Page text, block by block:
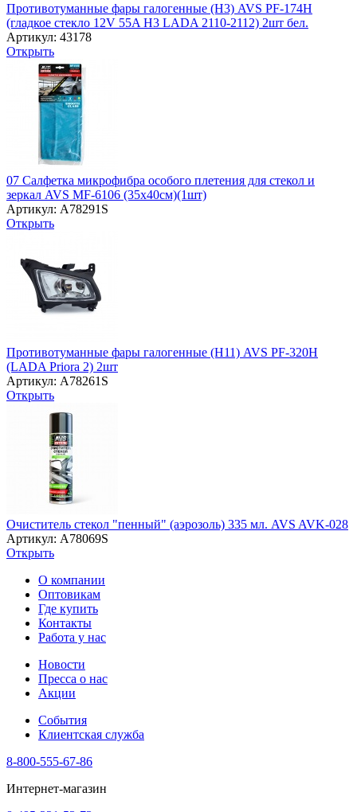
Противотуманные фары галогенные (H3) AVS PF-174H
(гладкое стекло 12V 55A H3 LADA 2110-2112) 2шт бел.
Артикул: 43178
Открыть
07 Салфетка микрофибра особого плетения для стекол и
зеркал AVS MF-6106 (35х40см)(1шт)
Артикул: A78291S
Открыть
Противотуманные фары галогенные (H11) AVS PF-320H
(LADA Priora 2) 2шт
Артикул: A78261S
Открыть
Очиститель стекол "пенный" (аэрозоль) 335 мл. AVS AVK-028
Артикул: A78069S
Открыть
О компании
Оптовикам
Где купить
Контакты
Работа у нас
Новости
Пресса о нас
Акции
События
Клиентская служба
8-800-555-67-86
Интернет-магазин